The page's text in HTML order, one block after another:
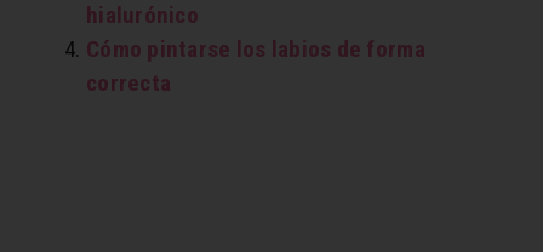
hialurónico
Cómo pintarse los labios de forma
correcta